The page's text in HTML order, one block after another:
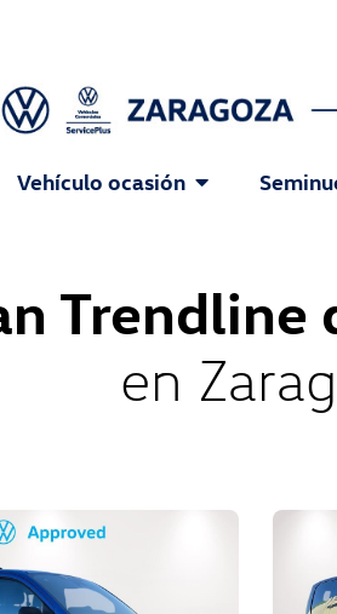
Vehículo ocasión
Trendline
en